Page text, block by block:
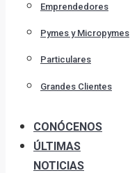
Emprendedores
Pymes y Micropymes
Particulares
Grandes Clientes
CONÓCENOS
ÚLTIMAS
NOTICIAS